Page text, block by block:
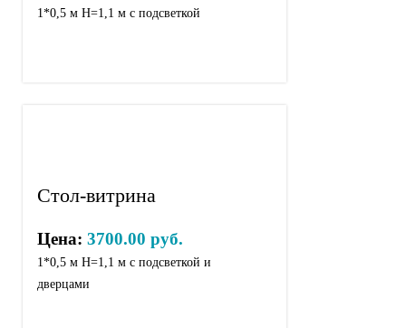
1*0,5 м Н=1,1 м с подсветкой
Стол-витрина
Цена:3700.00 руб.
1*0,5 м Н=1,1 м с подсветкой и
дверцами